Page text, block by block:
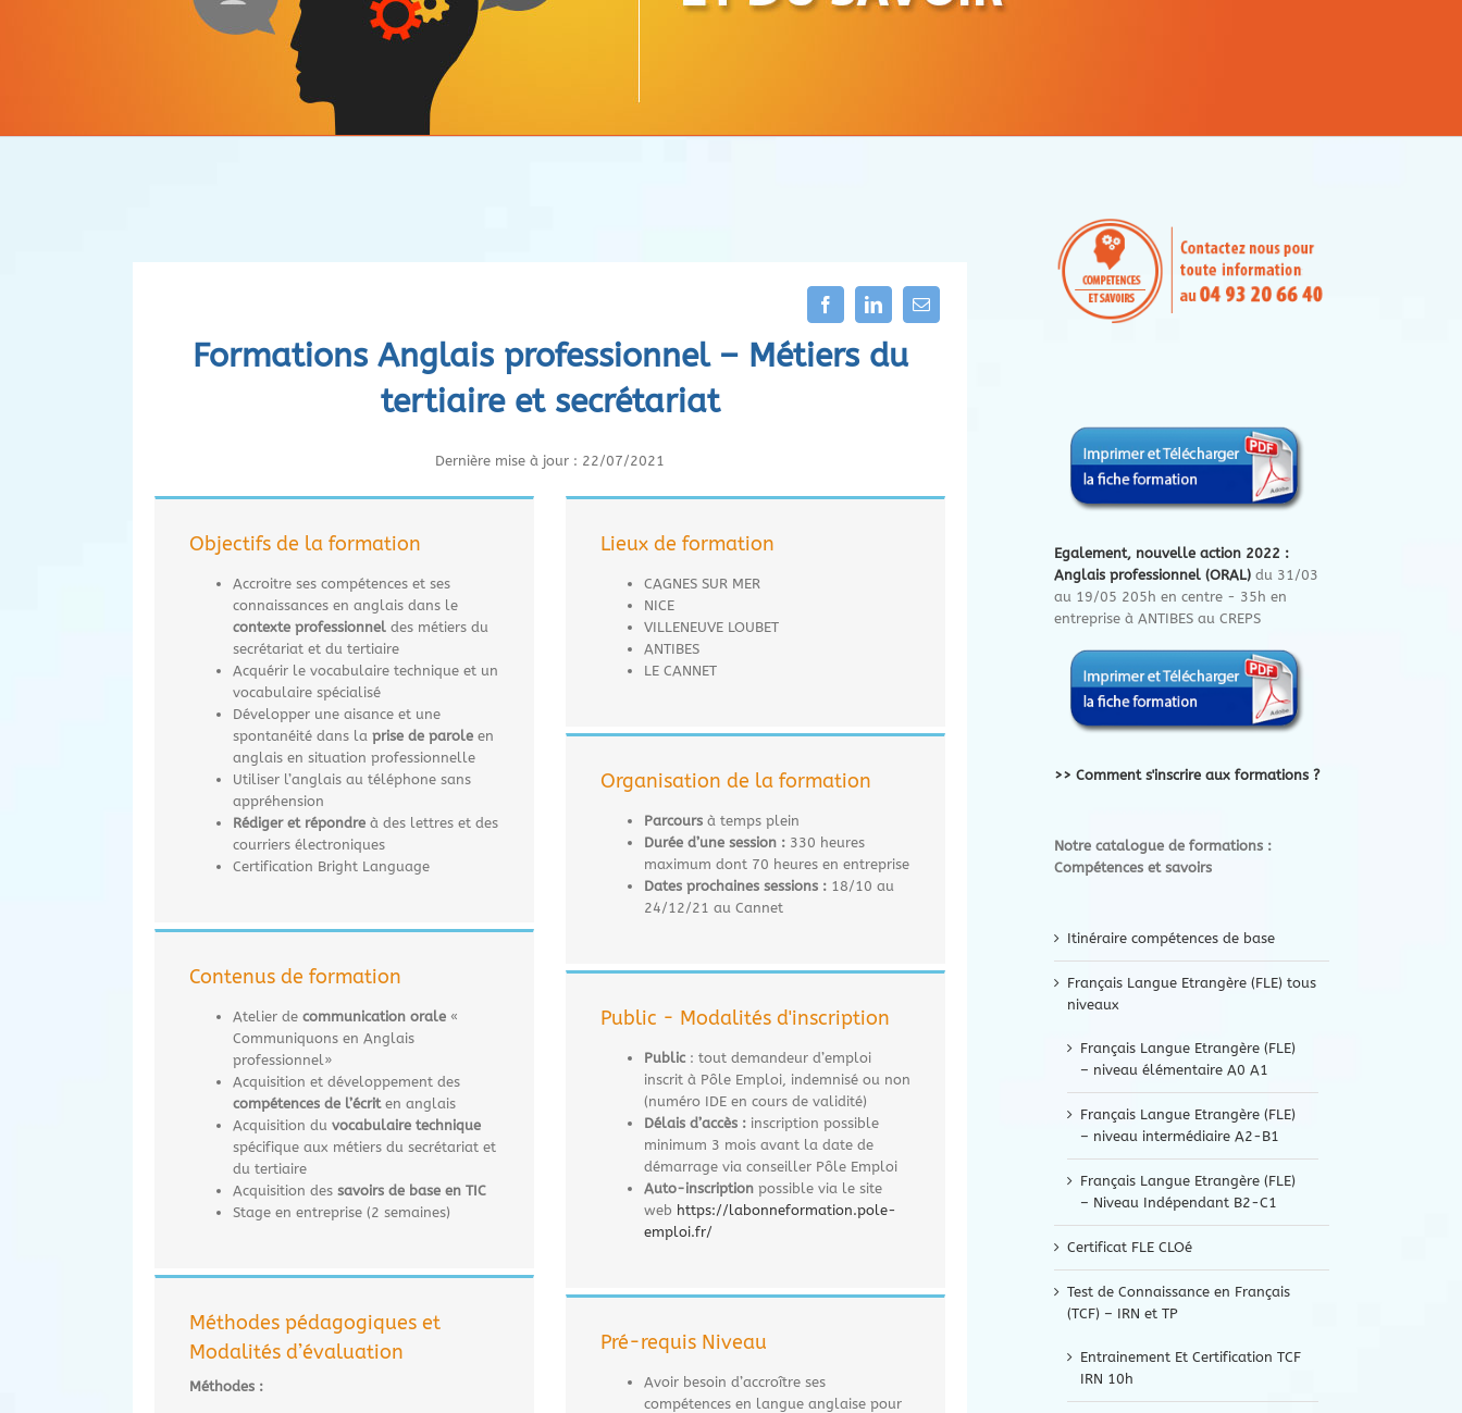
Formations Anglais professionnel – Métiers du
tertiaire et secrétariat
Dernière mise à jour : 22/07/2021
Objectifs de la formation
Accroitre ses compétences et ses
connaissances en anglais dans le
contexte professionnel des métiers du
secrétariat et du tertiaire
Acquérir le vocabulaire technique et un
vocabulaire spécialisé
Développer une aisance et une
spontanéité dans la prise de parole en
anglais en situation professionnelle
Utiliser l’anglais au téléphone sans
appréhension
Rédiger et répondre à des lettres et des
courriers électroniques
Certification Bright Language
Contenus de formation
Atelier de communication orale «
Communiquons en Anglais
professionnel»
Acquisition et développement des
compétences de l’écriten anglais
Acquisition du vocabulaire technique
spécifique aux métiers du secrétariat et
du tertiaire
Acquisition des savoirs de base en TIC
Stage en entreprise (2 semaines)
Méthodes pédagogiques et
Modalités d’évaluation
Méthodes :
Lieux de formation
CAGNES SUR MER
NICE
VILLENEUVE LOUBET
ANTIBES
LE CANNET
Organisation de la formation
Parcours à temps plein
Durée d’une session : 330 heures
maximum dont 70 heures en entreprise
Dates prochaines sessions : 18/10 au
24/12/21 au Cannet
Public - Modalités d'inscription
Public : tout demandeur d’emploi
inscrit à Pôle Emploi, indemnisé ou non
(numéro IDE en cours de validité)
Délais d’accès : inscription possible
minimum 3 mois avant la date de
démarrage via conseiller Pôle Emploi
Auto-inscription possible via le site
web https://labonneformation.pole-
emploi.fr/
Pré-requis Niveau
Avoir besoin d’accroître ses
compétences en langue anglaise pour
Egalement, nouvelle action 2022 :
Anglais professionnel (ORAL) du 31/03
au 19/05 205h en centre - 35h en
entreprise à ANTIBES au CREPS
>> Comment s'inscrire aux formations ?
Notre catalogue de formations :
Compétences et savoirs
Itinéraire compétences de base
Français Langue Etrangère (FLE) tous
niveaux
Français Langue Etrangère (FLE)
– niveau élémentaire A0 A1
Français Langue Etrangère (FLE)
– niveau intermédiaire A2-B1
Français Langue Etrangère (FLE)
– Niveau Indépendant B2-C1
Certificat FLE CLOé
Test de Connaissance en Français
(TCF) – IRN et TP
Entrainement Et Certification TCF
IRN 10h